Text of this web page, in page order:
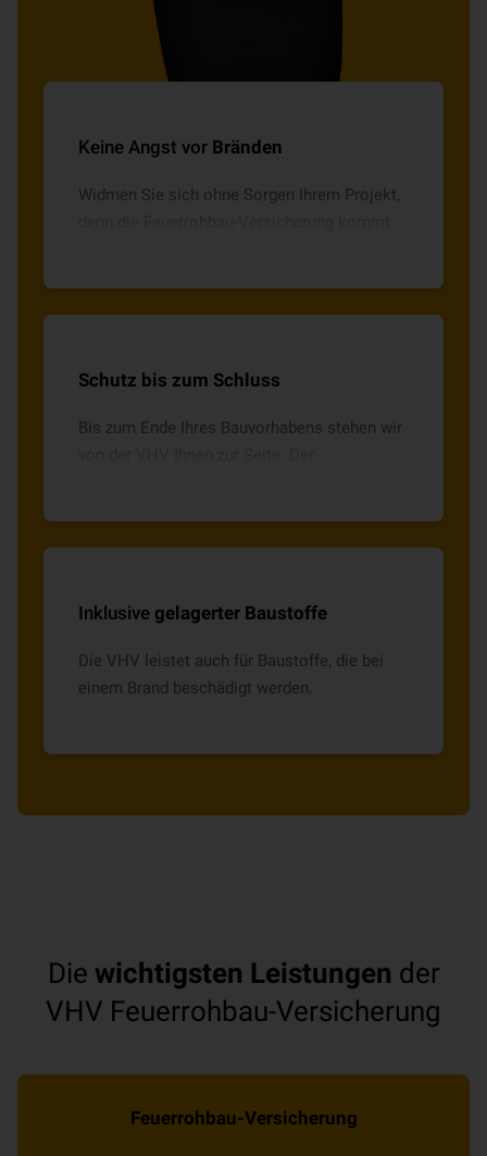
Keine Angst vor Bränden
Widmen Sie sich ohne Sorgen Ihrem Projekt,
Schutz bis zum Schluss
Bis zum Ende Ihres Bauvorhabens stehen wir
Inklusive gelagerter Baustoffe
Die VHV leistet auch für Baustoffe, die bei
einem Brand beschädigt werden.
Die wichtigsten Leistungen der
VHV Feuerrohbau-Versicherung
Feuerrohbau-Versicherung